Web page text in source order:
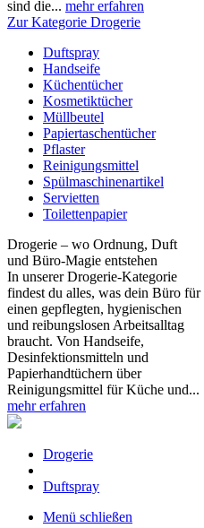
sind die... mehr erfahren
Zur Kategorie Drogerie
Duftspray
Handseife
Küchentücher
Kosmetiktücher
Müllbeutel
Papiertaschentücher
Pflaster
Reinigungsmittel
Spülmaschinenartikel
Servietten
Toilettenpapier
Drogerie – wo Ordnung, Duft
und Büro‑Magie entstehen
In unserer Drogerie‑Kategorie
findest du alles, was dein Büro für
einen gepflegten, hygienischen
und reibungslosen Arbeitsalltag
braucht. Von Handseife,
Desinfektionsmitteln und
Papierhandtüchern über
Reinigungsmittel für Küche und...
mehr erfahren
Drogerie
Duftspray
Menü schließen